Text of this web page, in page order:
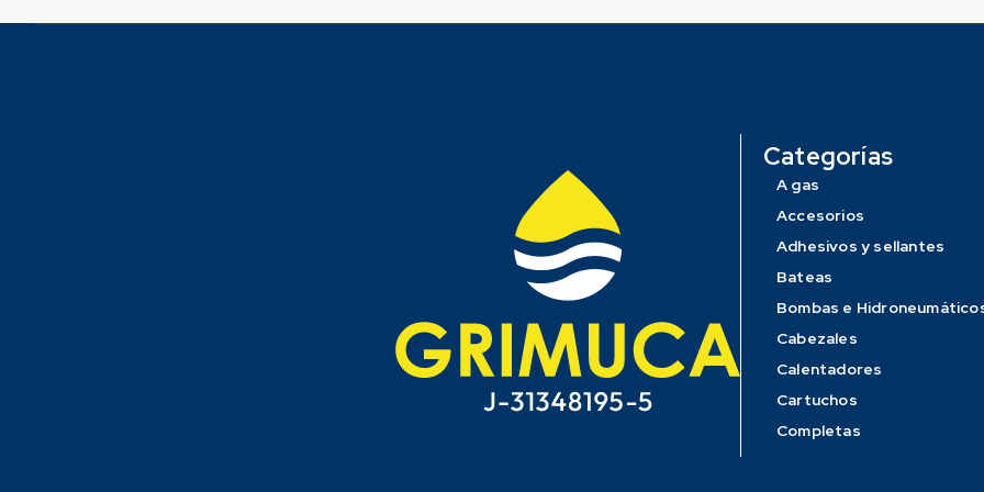
Categorías
A gas
Accesorios
Adhesivos y sellantes
Bateas
Bombas e
Cabezales
Calentadores
Cartuchos
Completas